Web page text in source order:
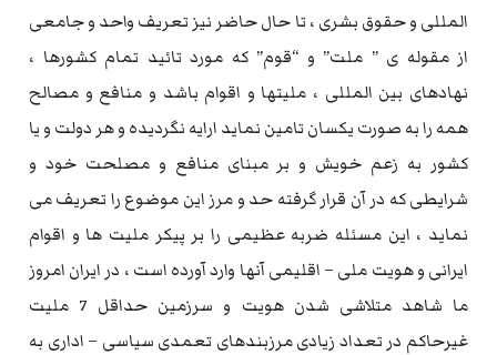
المللی و حقوق بشری ، تا حال حاضر نیز تعریف واحد و جامعی
از مقوله ی ” ملت” و “قوم” که مورد تائید تمام کشورها ،
نهادهای بین المللی ، ملیتها و اقوام باشد و منافع و مصالح
همه را به صورت یکسان تامین نماید ارایه نگردیده و هر دولت و یا
کشور به زعم خویش و بر مبنای منافع و مصلحت خود و
شرایطی که در آن قرار گرفته حد و مرز این موضوع را تعریف می
نماید ، این مسئله ضربه عظیمی را بر پیکر ملیت ها و اقوام
ایرانی و هویت ملی – اقلیمی آنها وارد آورده است ، در ایران امروز
ما شاهد متلاشی شدن هویت و سرزمین حداقل 7 ملیت
غیرحاکم در تعداد زیادی مرزبندهای تعمدی سیاسی – اداری به